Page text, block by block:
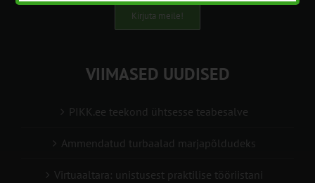
Kirjuta meile!
VIIMASED UUDISED
PIKK.ee teekond ühtsesse teabesalve
Ammendatud turbaalad marjapõldudeks
Virtuaaltara: unistusest praktilise tööriistani